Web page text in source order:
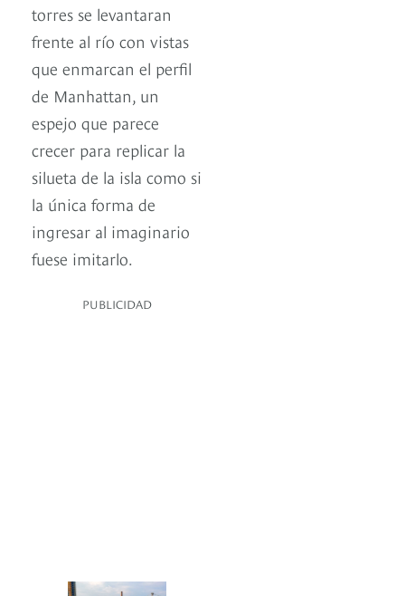
torres se levantaran
frente al río con vistas
que enmarcan el perfil
de Manhattan, un
espejo que parece
crecer para replicar la
silueta de la isla como si
la única forma de
ingresar al imaginario
fuese imitarlo.
PUBLICIDAD